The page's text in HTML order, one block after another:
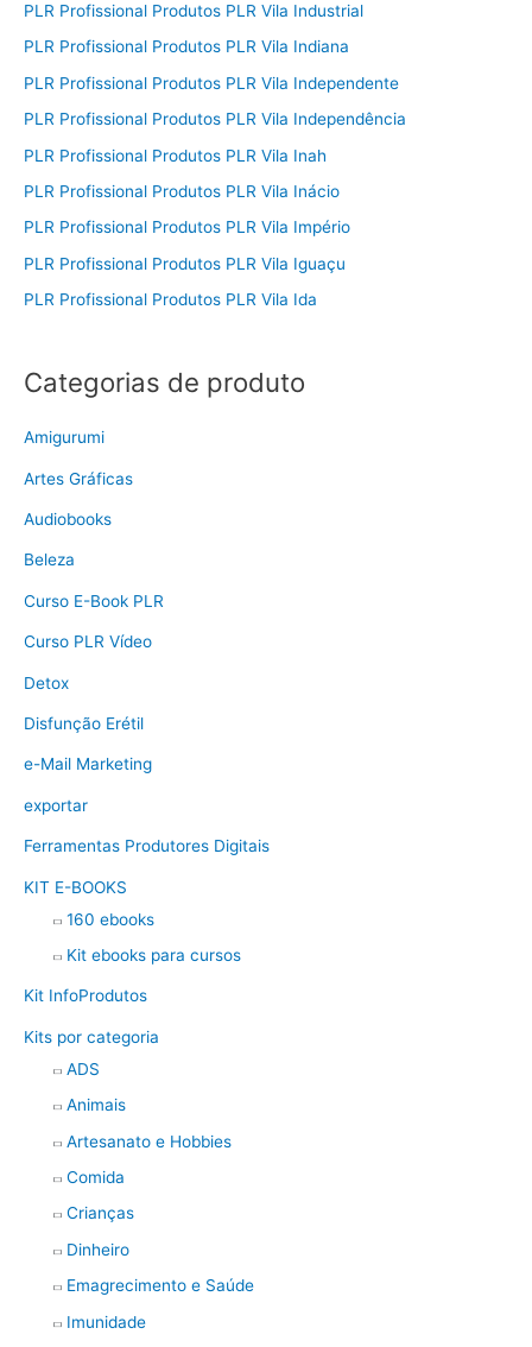
PLR Profissional Produtos PLR Vila Industrial
PLR Profissional Produtos PLR Vila Indiana
PLR Profissional Produtos PLR Vila Independente
PLR Profissional Produtos PLR Vila Independência
PLR Profissional Produtos PLR Vila Inah
PLR Profissional Produtos PLR Vila Inácio
PLR Profissional Produtos PLR Vila Império
PLR Profissional Produtos PLR Vila Iguaçu
PLR Profissional Produtos PLR Vila Ida
Categorias de produto
Amigurumi
Artes Gráficas
Audiobooks
Beleza
Curso E-Book PLR
Curso PLR Vídeo
Detox
Disfunção Erétil
e-Mail Marketing
exportar
Ferramentas Produtores Digitais
KIT E-BOOKS
160 ebooks
Kit ebooks para cursos
Kit InfoProdutos
Kits por categoria
ADS
Animais
Artesanato e Hobbies
Comida
Crianças
Dinheiro
Emagrecimento e Saúde
Imunidade